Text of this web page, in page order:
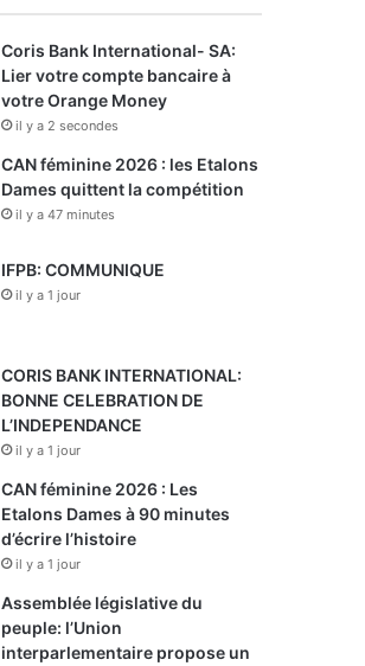
Coris Bank International- SA:
Lier votre compte bancaire à
votre Orange Money
il y a 2 secondes
CAN féminine 2026 : les Etalons
Dames quittent la compétition
il y a 47 minutes
IFPB: COMMUNIQUE
il y a 1 jour
CORIS BANK INTERNATIONAL:
BONNE CELEBRATION DE
L’INDEPENDANCE
il y a 1 jour
CAN féminine 2026 : Les
Etalons Dames à 90 minutes
d’écrire l’histoire
il y a 1 jour
Assemblée législative du
peuple: l’Union
interparlementaire propose un